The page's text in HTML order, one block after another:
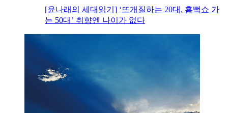
[윤나래의 세대읽기] ‘뜨개질하는 20대, 흠뻑쇼 가
는 50대’ 취향엔 나이가 없다